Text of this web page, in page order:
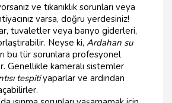
ve tıkanıklık sorunları veya
varsa, doğru yerdesiniz!
tuvaletler veya banyo giderleri,
Neyse ki, Ardahan su
bu tür sorunlara profesyonel
Genellikle kameralı sistemler
tespitiyaparlar ve ardından
açabilirler.